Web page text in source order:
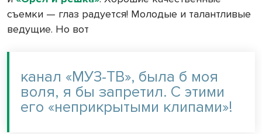
съемки — глаз радуется! Молодые и талантливые
ведущие. Но вот
канал «МУЗ-ТВ», была б моя
воля, я бы запретил. С этими
его «неприкрытыми клипами»!